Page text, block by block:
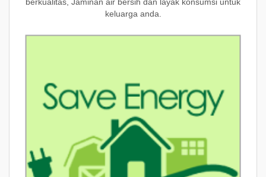
keluarga anda.